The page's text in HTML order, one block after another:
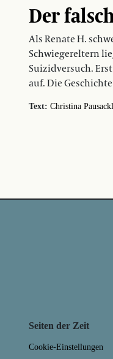
Der
Als Renate H.
Schwiegereltern
Suizidversuch.
auf. Die
Text: Christina Pausackl
Seiten der Zeit
Cookie-Einstellungen